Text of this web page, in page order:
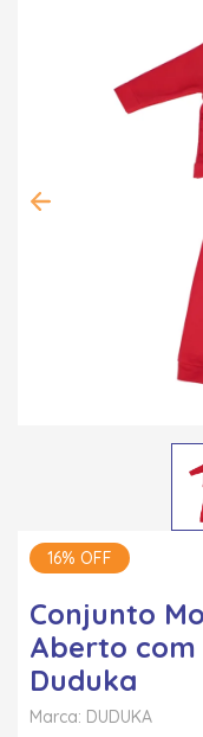
16% OFF
Conjunto
Aberto com
Duduka
Marca: DUDUKA